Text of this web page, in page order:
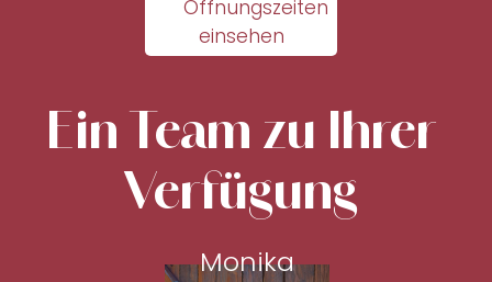
Öffnungszeiten
einsehen
Ein Team zu Ihrer
Verfügung
Monika